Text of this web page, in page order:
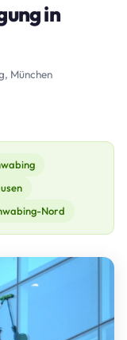
in
München
Nord